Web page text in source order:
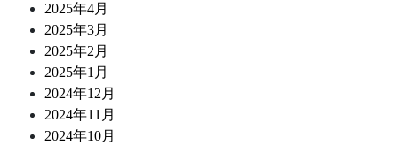
2025年4月
2025年3月
2025年2月
2025年1月
2024年12月
2024年11月
2024年10月